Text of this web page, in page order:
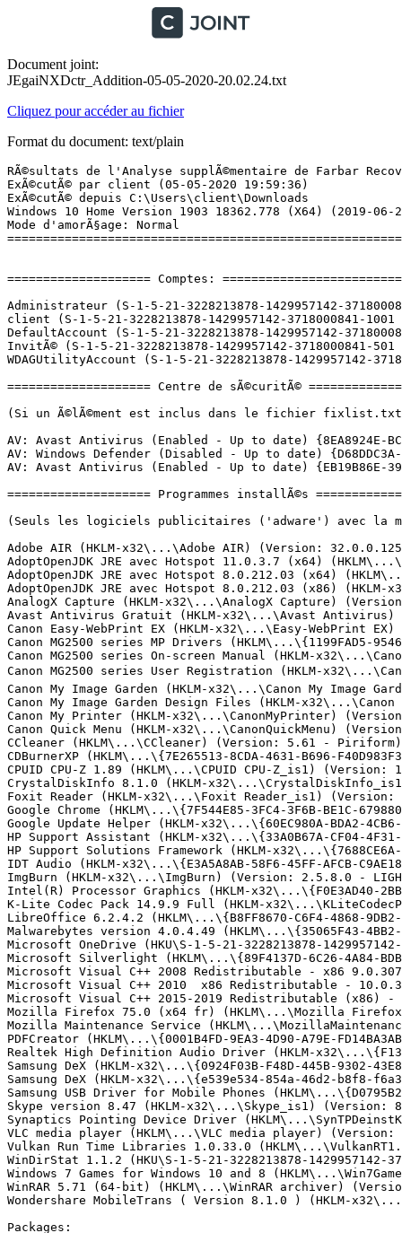
Document joint:
JEgaiNXDctr_Addition-05-05-2020-20.02.24.txt
Cliquez pour accéder au fichier
Format du document: text/plain
RÃ©sultats de l'Analyse supplÃ©mentaire de Farbar Recovery Scan Tool (x64) Version: 03-05-2020
ExÃ©cutÃ© par client (05-05-2020 19:59:36)
ExÃ©cutÃ© depuis C:\Users\client\Downloads
Windows 10 Home Version 1903 18362.778 (X64) (2019-06-21 14:24:35)
Mode d'amorÃ§age: Normal
==========================================================


==================== Comptes: =============================

Administrateur (S-1-5-21-3228213878-1429957142-3718000841-500 - Administrator - Disabled)
client (S-1-5-21-3228213878-1429957142-3718000841-1001 - Administrator - Enabled) => C:\Users\client
DefaultAccount (S-1-5-21-3228213878-1429957142-3718000841-503 - Limited - Disabled)
InvitÃ© (S-1-5-21-3228213878-1429957142-3718000841-501 - Limited - Disabled)
WDAGUtilityAccount (S-1-5-21-3228213878-1429957142-3718000841-504 - Limited - Disabled)

==================== Centre de sÃ©curitÃ© ========================

(Si un Ã©lÃ©ment est inclus dans le fichier fixlist.txt, il sera supprimÃ©.)

AV: Avast Antivirus (Enabled - Up to date) {8EA8924E-BC81-DC44-8BB0-8BAE75D86EBF}
AV: Windows Defender (Disabled - Up to date) {D68DDC3A-831F-4fae-9E44-DA132C1ACF46}
AV: Avast Antivirus (Enabled - Up to date) {EB19B86E-3998-C706-90EF-92B41EB091AF}

==================== Programmes installÃ©s ======================

(Seuls les logiciels publicitaires ('adware') avec la marque 'cachÃ©' ('Hidden') sont susceptibles d'Ãªtre ajoutÃ©s au fichier fixlist.txt pour qu'ils ne soient plus masquÃ©s. Les programmes publicitaires devront Ãªtre dÃ©sinstallÃ©s manuellement.)

Adobe AIR (HKLM-x32\...\Adobe AIR) (Version: 32.0.0.125 - Adobe)
AdoptOpenJDK JRE avec Hotspot 11.0.3.7 (x64) (HKLM\...\{EB1A316D-D3D6-40F7-A70C-F0F02365F835}) (Version: 11.0.3.7 - AdoptOpenJDK)
AdoptOpenJDK JRE avec Hotspot 8.0.212.03 (x64) (HKLM\...\{318E3208-3ABD-44AE-AF80-089F13306CC6}) (Version: 8.0.212.03 - AdoptOpenJDK)
AdoptOpenJDK JRE avec Hotspot 8.0.212.03 (x86) (HKLM-x32\...\{69DA9C42-5C94-4FD9-8DB4-1FCA95C06CFE}) (Version: 8.0.212.03 - AdoptOpenJDK)
AnalogX Capture (HKLM-x32\...\AnalogX Capture) (Version:  - AnalogX)
Avast Antivirus Gratuit (HKLM-x32\...\Avast Antivirus) (Version: 20.2.2401 - Avast Software)
Canon Easy-WebPrint EX (HKLM-x32\...\Easy-WebPrint EX) (Version: 1.7.0.0 - Canon Inc.)
Canon MG2500 series MP Drivers (HKLM\...\{1199FAD5-9546-44f3-81CF-FFDB8040B7BF}_Canon_MG2500_series) (Version: 1.02 - Canon Inc.)
Canon MG2500 series On-screen Manual (HKLM-x32\...\Canon MG2500 series On-screen Manual) (Version: 7.8.0 - Canon Inc.)
Canon MG2500 series User Registration (HKLM-x32\...\Canon MG2500 series User Registration) (Version:  - â­Canon Inc.)
Canon My Image Garden (HKLM-x32\...\Canon My Image Garden) (Version: 3.6.4 - Canon Inc.)
Canon My Image Garden Design Files (HKLM-x32\...\Canon My Image Garden Design Files) (Version: 3.6.0 - Canon Inc.)
Canon My Printer (HKLM-x32\...\CanonMyPrinter) (Version: 3.3.0 - Canon Inc.)
Canon Quick Menu (HKLM-x32\...\CanonQuickMenu) (Version: 2.8.5 - Canon Inc.)
CCleaner (HKLM\...\CCleaner) (Version: 5.61 - Piriform)
CDBurnerXP (HKLM\...\{7E265513-8CDA-4631-B696-F40D983F3B07}_is1) (Version: 4.5.8.7042 - CDBurnerXP)
CPUID CPU-Z 1.89 (HKLM\...\CPUID CPU-Z_is1) (Version: 1.89 - CPUID, Inc.)
CrystalDiskInfo 8.1.0 (HKLM-x32\...\CrystalDiskInfo_is1) (Version: 8.1.0 - Crystal Dew World)
Foxit Reader (HKLM-x32\...\Foxit Reader_is1) (Version: 9.6.0.25114 - Foxit Software Inc.)
Google Chrome (HKLM\...\{7F544E85-3FC4-3F6B-BE1C-679880E73AD3}) (Version: 81.0.4044.129 - Google LLC)
Google Update Helper (HKLM-x32\...\{60EC980A-BDA2-4CB6-A427-B07A5498B4CA}) (Version: 1.3.35.451 - Google LLC) Hidden
HP Support Assistant (HKLM-x32\...\{33A0B67A-CF04-4F31-B3D0-EEEEDEF7078E}) (Version: 8.8.24.33 - HP Inc.)
HP Support Solutions Framework (HKLM-x32\...\{7688CE6A-FA45-43F5-AA96-5B45B3AE5BC7}) (Version: 12.15.14.3 - HP Inc.)
IDT Audio (HKLM-x32\...\{E3A5A8AB-58F6-45FF-AFCB-C9AE18C05001}) (Version: 1.0.6257.0 - IDT)
ImgBurn (HKLM-x32\...\ImgBurn) (Version: 2.5.8.0 - LIGHTNING UK!)
Intel(R) Processor Graphics (HKLM-x32\...\{F0E3AD40-2BBD-4360-9C76-B9AC9A5886EA}) (Version: 21.20.16.4599 - Intel Corporation)
K-Lite Codec Pack 14.9.9 Full (HKLM-x32\...\KLiteCodecPack_is1) (Version: 14.9.9 - KLCP)
LibreOffice 6.2.4.2 (HKLM\...\{B8FF8670-C6F4-4868-9DB2-C23324C0E575}) (Version: 6.2.4.2 - The Document Foundation)
Malwarebytes version 4.0.4.49 (HKLM\...\{35065F43-4BB2-439A-BFF7-0F1014F2E0CD}_is1) (Version: 4.0.4.49 - Malwarebytes)
Microsoft OneDrive (HKU\S-1-5-21-3228213878-1429957142-3718000841-1001\...\OneDriveSetup.exe) (Version: 19.232.1124.0012 - Microsoft Corporation)
Microsoft Silverlight (HKLM\...\{89F4137D-6C26-4A84-BDB8-2E5A4BB71E00}) (Version: 5.1.50918.0 - Microsoft Corporation)
Microsoft Visual C++ 2008 Redistributable - x86 9.0.30729.6161 (HKLM-x32\...\{9BE518E6-ECC6-35A9-88E4-87755C07200F}) (Version: 9.0.30729.6161 - Microsoft Corporation)
Microsoft Visual C++ 2010  x86 Redistributable - 10.0.30319 (HKLM-x32\...\{196BB40D-1578-3D01-B289-BEFC77A11A1E}) (Version: 10.0.30319 - Microsoft Corporation)
Microsoft Visual C++ 2015-2019 Redistributable (x86) - 14.24.28127 (HKLM-x32\...\{e31cb1a4-76b5-46a5-a084-3fa419e82201}) (Version: 14.24.28127.4 - Microsoft Corporation)
Mozilla Firefox 75.0 (x64 fr) (HKLM\...\Mozilla Firefox 75.0 (x64 fr)) (Version: 75.0 - Mozilla)
Mozilla Maintenance Service (HKLM\...\MozillaMaintenanceService) (Version: 67.0.4 - Mozilla)
PDFCreator (HKLM\...\{0001B4FD-9EA3-4D90-A79E-FD14BA3AB01D}) (Version: 3.5.0 - pdfforge GmbH)
Realtek High Definition Audio Driver (HKLM-x32\...\{F132AF7F-7BCA-4EDE-8A7C-958108FE7DBC}) (Version: 6.0.1.7553 - Realtek Semiconductor Corp.)